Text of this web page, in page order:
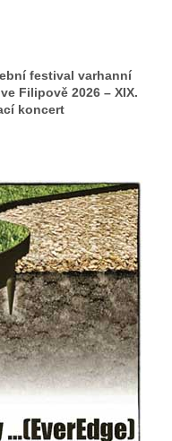
na
v
festival varhanní
Filipově 2026 – XIX.
koncert